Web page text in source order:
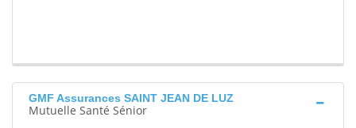
GMF Assurances SAINT JEAN DE LUZ
Mutuelle Santé Sénior